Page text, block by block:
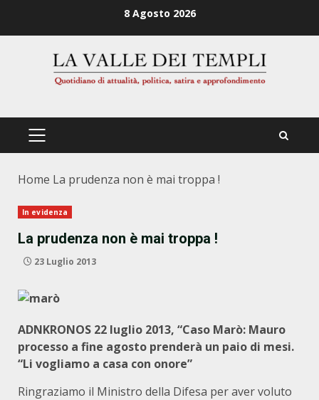
8 Agosto 2026
PRIMÄRES
Home La prudenza non è mai troppa !
In evidenza
La prudenza non è mai troppa !
23 Luglio 2013
ADNKRONOS 22 luglio 2013, “Caso Marò: Mauro
processo a fine agosto prenderà un paio di mesi.
“Li vogliamo a casa con onore”
Ringraziamo il Ministro della Difesa per aver voluto